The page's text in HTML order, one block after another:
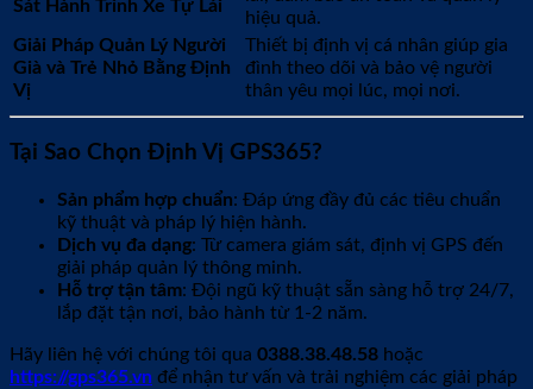
Sát Hành Trình Xe Tự Lái
hiệu quả.
Giải Pháp Quản Lý Người
Già và Trẻ Nhỏ Bằng Định
Vị
Thiết bị định vị cá nhân giúp gia
đình theo dõi và bảo vệ người
thân yêu mọi lúc, mọi nơi.
Tại Sao Chọn Định Vị GPS365?
Sản phẩm hợp chuẩn: Đáp ứng đầy đủ các tiêu chuẩn
kỹ thuật và pháp lý hiện hành.
Dịch vụ đa dạng: Từ camera giám sát, định vị GPS đến
giải pháp quản lý thông minh.
Hỗ trợ tận tâm: Đội ngũ kỹ thuật sẵn sàng hỗ trợ 24/7,
lắp đặt tận nơi, bảo hành từ 1-2 năm.
Hãy liên hệ với chúng tôi qua 0388.38.48.58 hoặc
https://gps365.vn để nhận tư vấn và trải nghiệm các giải pháp